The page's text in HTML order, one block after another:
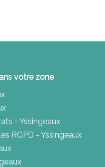
votre zone
- Yssingeaux
RGPD - Yssingeaux